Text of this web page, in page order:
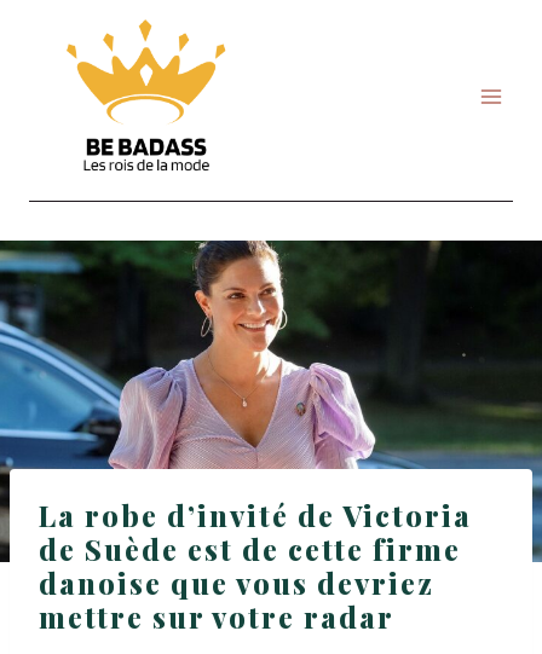
content
La robe d’invité de Victoria
de Suède est de cette firme
danoise que vous devriez
mettre sur votre radar